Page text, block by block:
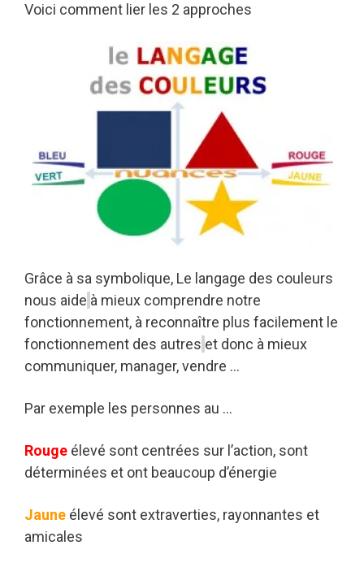
Voici comment lier les 2 approches
Grâce à sa symbolique, Le langage des couleurs
nous aide à mieux comprendre notre
fonctionnement, à reconnaître plus facilement le
fonctionnement des autres et donc à mieux
communiquer, manager, vendre …
Par exemple les personnes au …
Rouge élevé sont centrées sur l’action, sont
déterminées et ont beaucoup d’énergie
Jaune élevé sont extraverties, rayonnantes et
amicales